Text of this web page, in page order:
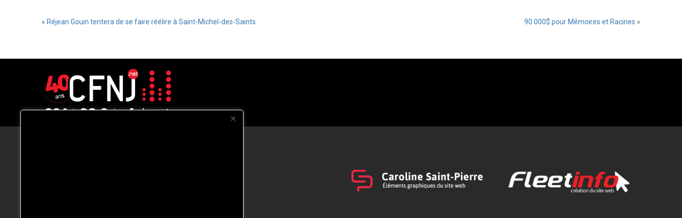
« Réjean Gouin tentera de se faire réélire à Saint-Michel-des-Saints 90 000$ pour Mémoires et Racines »